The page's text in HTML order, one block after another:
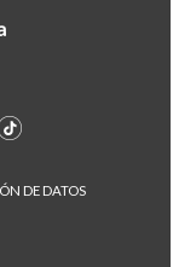
DE DATOS